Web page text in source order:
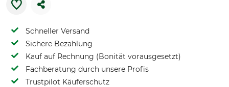
Schneller Versand
Sichere Bezahlung
Kauf auf Rechnung (Bonität vorausgesetzt)
Fachberatung durch unsere Profis
Trustpilot Käuferschutz